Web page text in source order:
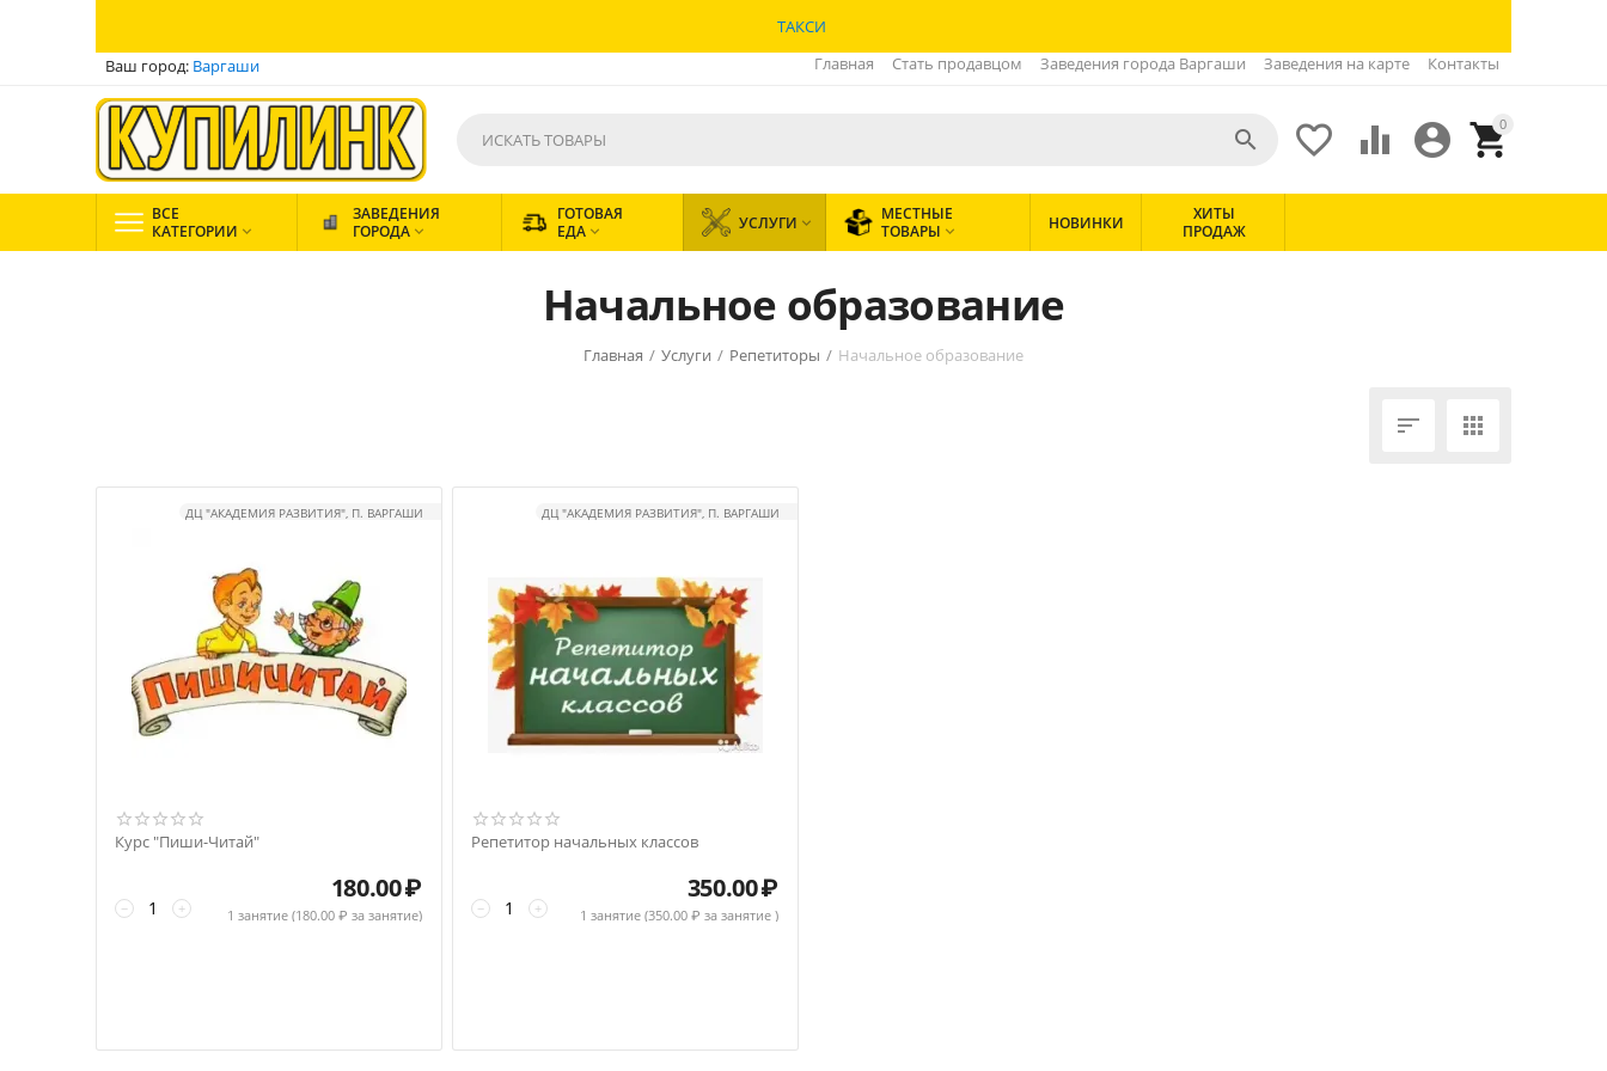
ТАКСИ
Ваш город: Варгаши Главная Стать продавцом Заведения города Варгаши Заведения на карте Контакты
0


 

ВСЕ
КАТЕГОРИИ 
ЗАВЕДЕНИЯ
ГОРОДА 
ГОТОВАЯ
ЕДА  УСЛУГИ 
МЕСТНЫЕ
ТОВАРЫ  НОВИНКИ
ХИТЫ
ПРОДАЖ
Начальное образование
Главная / Услуги / Репетиторы / Начальное образование
 
ДЦ "АКАДЕМИЯ РАЗВИТИЯ", П. ВАРГАШИ
Курс "Пиши-Читай"
+
−
180.00₽
1 занятие (180.00 ₽ за занятие)
ДЦ "АКАДЕМИЯ РАЗВИТИЯ", П. ВАРГАШИ
Репетитор начальных классов
+
−
350.00₽
1 занятие (350.00 ₽ за занятие )